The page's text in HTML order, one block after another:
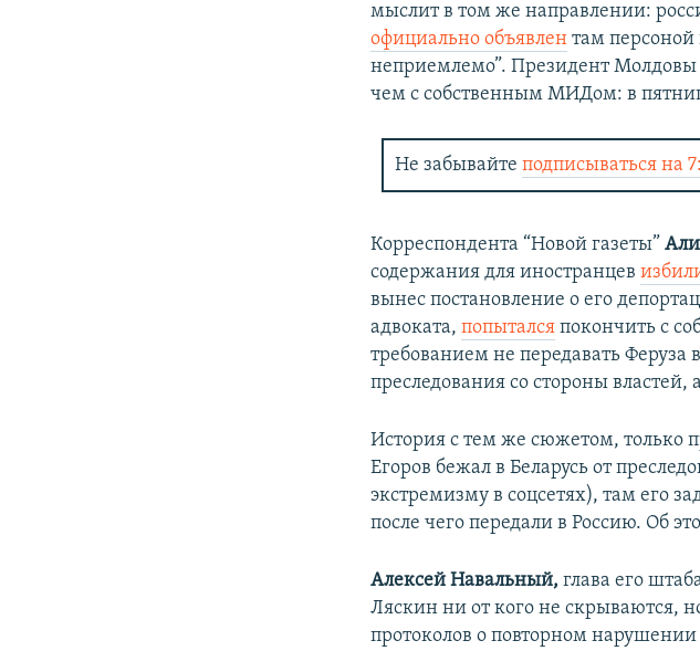
мыслит в том же направлении:
официально объявлен там
неприемлемо”. Президент Молдовы
чем с собственным МИДом: в
Не забывайтеподписываться на
Корреспондента “Новой газеты”
содержания для иностранцев
вынес постановление о его
адвоката,попытался покончить с
требованием не передавать Феруза
преследования со стороны властей,
История с тем же сюжетом, только
Егоров бежал в Беларусь от
экстремизму в соцсетях), там его
после чего передали в Россию. Об
Алексей Навальный, глава его
Ляскин ни от кого не скрываются,
протоколов о повторном